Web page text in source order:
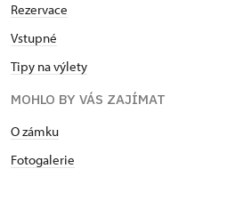
Rezervace
Vstupné
Tipy na výlety
MOHLO BY VÁS ZAJÍMAT
O zámku
Fotogalerie